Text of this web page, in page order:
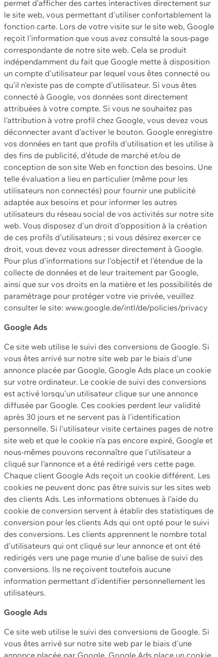
permet d'afficher des cartes interactives directement sur
le site web, vous permettant d'utiliser confortablement la
fonction carte. Lors de votre visite sur le site web, Google
reçoit l'information que vous avez consulté la sous-page
correspondante de notre site web. Cela se produit
indépendamment du fait que Google mette à disposition
un compte d'utilisateur par lequel vous êtes connecté ou
qu'il n'existe pas de compte d'utilisateur. Si vous êtes
connecté à Google, vos données sont directement
attribuées à votre compte. Si vous ne souhaitez pas
l'attribution à votre profil chez Google, vous devez vous
déconnecter avant d'activer le bouton. Google enregistre
vos données en tant que profils d'utilisation et les utilise à
des fins de publicité, d'étude de marché et/ou de
conception de son site Web en fonction des besoins. Une
telle évaluation a lieu en particulier (même pour les
utilisateurs non connectés) pour fournir une publicité
adaptée aux besoins et pour informer les autres
utilisateurs du réseau social de vos activités sur notre site
web. Vous disposez d'un droit d'opposition à la création
de ces profils d'utilisateurs ; si vous désirez exercer ce
droit, vous devez vous adresser directement à Google.
Pour plus d'informations sur l'objectif et l'étendue de la
collecte de données et de leur traitement par Google,
ainsi que sur vos droits en la matière et les possibilités de
paramétrage pour protéger votre vie privée, veuillez
consulter le site: www.google.de/intl/de/policies/privacy
Google Ads
Ce site web utilise le suivi des conversions de Google. Si
vous êtes arrivé sur notre site web par le biais d'une
annonce placée par Google, Google Ads place un cookie
sur votre ordinateur. Le cookie de suivi des conversions
est activé lorsqu'un utilisateur clique sur une annonce
diffusée par Google. Ces cookies perdent leur validité
après 30 jours et ne servent pas à l'identification
personnelle. Si l'utilisateur visite certaines pages de notre
site web et que le cookie n'a pas encore expiré, Google et
nous-mêmes pouvons reconnaître que l'utilisateur a
cliqué sur l'annonce et a été redirigé vers cette page.
Chaque client Google Ads reçoit un cookie différent. Les
cookies ne peuvent donc pas être suivis sur les sites web
des clients Ads. Les informations obtenues à l'aide du
cookie de conversion servent à établir des statistiques de
conversion pour les clients Ads qui ont opté pour le suivi
des conversions. Les clients apprennent le nombre total
d'utilisateurs qui ont cliqué sur leur annonce et ont été
redirigés vers une page munie d'une balise de suivi des
conversions. Ils ne reçoivent toutefois aucune
information permettant d'identifier personnellement les
utilisateurs.
Google Ads
Ce site web utilise le suivi des conversions de Google. Si
vous êtes arrivé sur notre site web par le biais d'une